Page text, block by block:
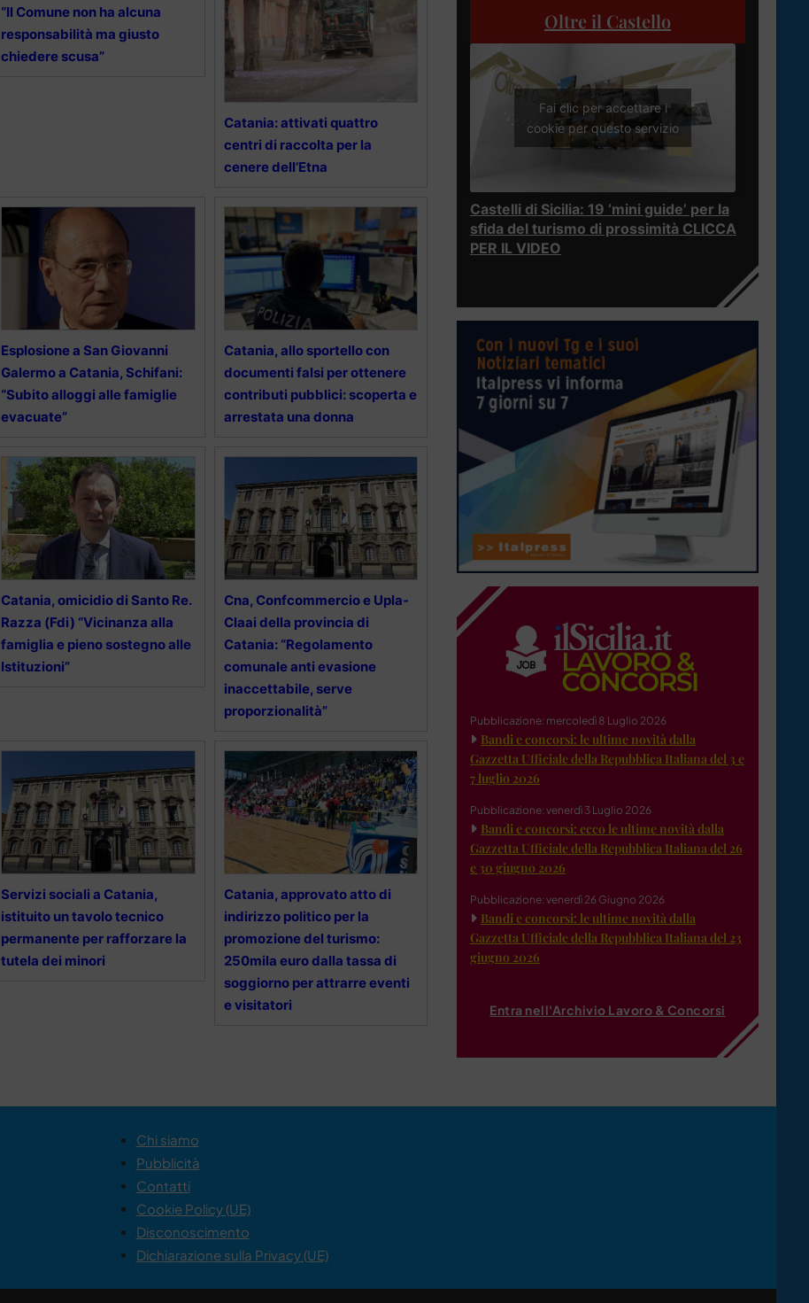
“Il Comune non ha alcuna
responsabilità ma giusto
chiedere scusa”
Catania: attivati quattro
centri di raccolta per la
cenere dell’Etna
Esplosione a San Giovanni
Galermo a Catania, Schifani:
“Subito alloggi alle famiglie
evacuate”
Catania, allo sportello con
documenti falsi per ottenere
contributi pubblici: scoperta e
arrestata una donna
Catania, omicidio di Santo Re.
Razza (Fdi) “Vicinanza alla
famiglia e pieno sostegno alle
Istituzioni”
Cna, Confcommercio e Upla-
Claai della provincia di
Catania: “Regolamento
comunale anti evasione
inaccettabile, serve
proporzionalità”
Servizi sociali a Catania,
istituito un tavolo tecnico
permanente per rafforzare la
tutela dei minori
Catania, approvato atto di
indirizzo politico per la
promozione del turismo:
250mila euro dalla tassa di
soggiorno per attrarre eventi
e visitatori
Oltre il Castello
Fai clic per accettare i
cookie per questo servizio
Castelli di Sicilia: 19 ‘mini guide’ per la
sfida del turismo di prossimità CLICCA
PER IL VIDEO
Pubblicazione: mercoledì 8 Luglio 2026
Bandi e concorsi: le ultime novità dalla
Gazzetta Ufficiale della Repubblica Italiana del 3 e
7 luglio 2026
Pubblicazione: venerdì 3 Luglio 2026
Bandi e concorsi: ecco le ultime novità dalla
Gazzetta Ufficiale della Repubblica Italiana del 26
e 30 giugno 2026
Pubblicazione: venerdì 26 Giugno 2026
Bandi e concorsi: le ultime novità dalla
Gazzetta Ufficiale della Repubblica Italiana del 23
giugno 2026
Entra nell'Archivio Lavoro & Concorsi
Chi siamo
Pubblicità
Contatti
Cookie Policy (UE)
Disconoscimento
Dichiarazione sulla Privacy (UE)